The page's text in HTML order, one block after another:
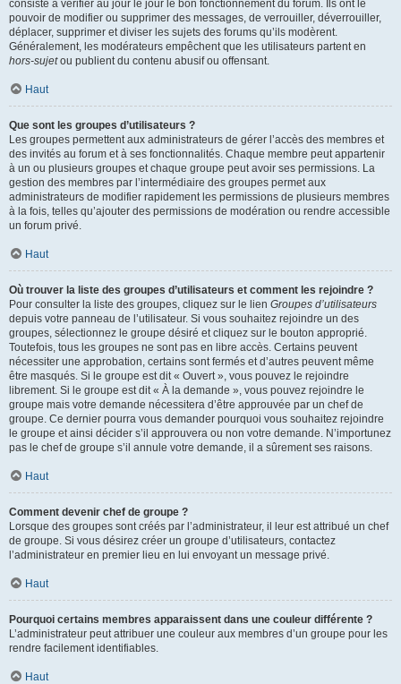
consiste à vérifier au jour le jour le bon fonctionnement du forum. Ils ont le
pouvoir de modifier ou supprimer des messages, de verrouiller, déverrouiller,
déplacer, supprimer et diviser les sujets des forums qu’ils modèrent.
Généralement, les modérateurs empêchent que les utilisateurs partent en
hors-sujetou publient du contenu abusif ou offensant.
Haut
Que sont les groupes d’utilisateurs ?
Les groupes permettent aux administrateurs de gérer l’accès des membres et
des invités au forum et à ses fonctionnalités. Chaque membre peut appartenir
à un ou plusieurs groupes et chaque groupe peut avoir ses permissions. La
gestion des membres par l’intermédiaire des groupes permet aux
administrateurs de modifier rapidement les permissions de plusieurs membres
à la fois, telles qu’ajouter des permissions de modération ou rendre accessible
un forum privé.
Haut
Où trouver la liste des groupes d’utilisateurs et comment les rejoindre ?
Pour consulter la liste des groupes, cliquez sur le lien Groupes d’utilisateurs
depuis votre panneau de l’utilisateur. Si vous souhaitez rejoindre un des
groupes, sélectionnez le groupe désiré et cliquez sur le bouton approprié.
Toutefois, tous les groupes ne sont pas en libre accès. Certains peuvent
nécessiter une approbation, certains sont fermés et d’autres peuvent même
être masqués. Si le groupe est dit « Ouvert », vous pouvez le rejoindre
librement. Si le groupe est dit « À la demande », vous pouvez rejoindre le
groupe mais votre demande nécessitera d’être approuvée par un chef de
groupe. Ce dernier pourra vous demander pourquoi vous souhaitez rejoindre
le groupe et ainsi décider s’il approuvera ou non votre demande. N’importunez
pas le chef de groupe s’il annule votre demande, il a sûrement ses raisons.
Haut
Comment devenir chef de groupe ?
Lorsque des groupes sont créés par l’administrateur, il leur est attribué un chef
de groupe. Si vous désirez créer un groupe d’utilisateurs, contactez
l’administrateur en premier lieu en lui envoyant un message privé.
Haut
Pourquoi certains membres apparaissent dans une couleur différente ?
L’administrateur peut attribuer une couleur aux membres d’un groupe pour les
rendre facilement identifiables.
Haut